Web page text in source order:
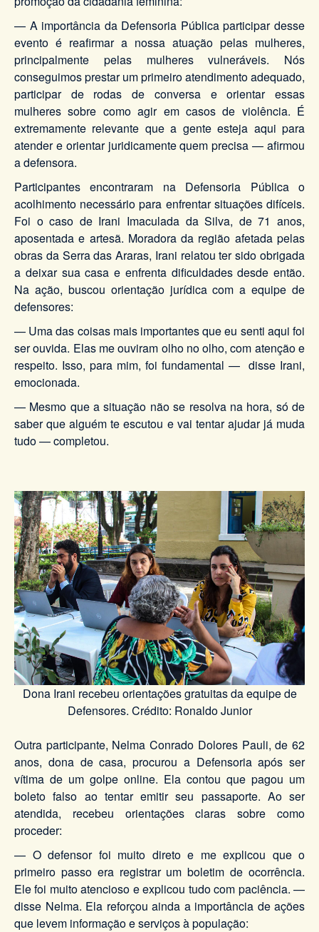
— A importância da Defensoria Pública participar desse
evento é reafirmar a nossa atuação pelas mulheres,
principalmente pelas mulheres vulneráveis. Nós
conseguimos prestar um primeiro atendimento adequado,
participar de rodas de conversa e orientar essas
mulheres sobre como agir em casos de violência. É
extremamente relevante que a gente esteja aqui para
atender e orientar juridicamente quem precisa — afirmou
a defensora.
Participantes encontraram na Defensoria Pública o
acolhimento necessário para enfrentar situações difíceis.
Foi o caso de Irani Imaculada da Silva, de 71 anos,
aposentada e artesã. Moradora da região afetada pelas
obras da Serra das Araras, Irani relatou ter sido obrigada
a deixar sua casa e enfrenta dificuldades desde então.
Na ação, buscou orientação jurídica com a equipe de
defensores:
— Uma das coisas mais importantes que eu senti aqui foi
ser ouvida. Elas me ouviram olho no olho, com atenção e
respeito. Isso, para mim, foi fundamental — disse Irani,
emocionada.
— Mesmo que a situação não se resolva na hora, só de
saber que alguém te escutou e vai tentar ajudar já muda
tudo — completou.
Dona Irani recebeu orientações gratuitas da equipe de
Defensores. Crédito: Ronaldo Junior
Outra participante, Nelma Conrado Dolores Pauli, de 62
anos, dona de casa, procurou a Defensoria após ser
vítima de um golpe online. Ela contou que pagou um
boleto falso ao tentar emitir seu passaporte. Ao ser
atendida, recebeu orientações claras sobre como
proceder:
— O defensor foi muito direto e me explicou que o
primeiro passo era registrar um boletim de ocorrência.
Ele foi muito atencioso e explicou tudo com paciência. —
disse Nelma. Ela reforçou ainda a importância de ações
que levem informação e serviços à população: